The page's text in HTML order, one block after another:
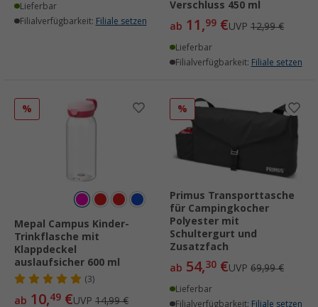
Lieferbar
Filialverfügbarkeit: Filiale setzen
Verschluss 450 ml
ab 11,99 €UVP 12,99 €
Lieferbar
Filialverfügbarkeit: Filiale setzen
%
Mepal Campus Kinder-
Trinkflasche mit
Klappdeckel
auslaufsicher 600 ml
(3)
ab 10,49 €UVP 14,99 €
%
Primus Transporttasche
für Campingkocher
Polyester mit
Schultergurt und
Zusatzfach
ab 54,30 €UVP 69,99 €
Lieferbar
Filialverfügbarkeit: Filiale setzen